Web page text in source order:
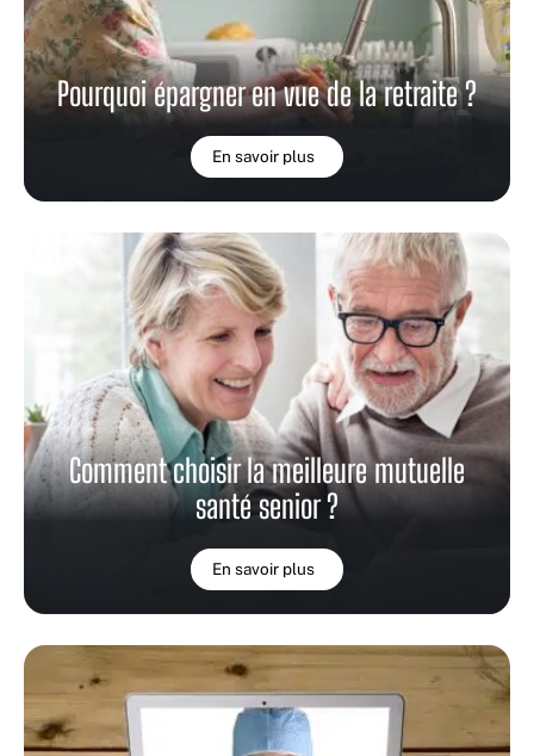
Pourquoi épargner en vue de la retraite ?
En savoir plus
Comment choisir la meilleure mutuelle
santé senior ?
En savoir plus